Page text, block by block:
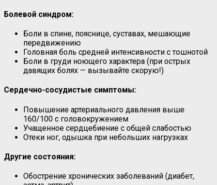
Болевой синдром:
Боли в спине, пояснице, суставах, мешающие
передвижению
Головная боль средней интенсивности с тошнотой
Боли в груди ноющего характера (при острых
давящих болях — вызывайте скорую!)
Сердечно-сосудистые симптомы:
Повышение артериального давления выше
160/100 с головокружением
Учащенное сердцебиение с общей слабостью
Отеки ног, одышка при небольших нагрузках
Другие состояния:
Обострение хронических заболеваний (диабет,